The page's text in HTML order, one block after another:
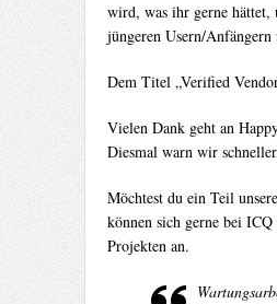
wird, was ihr gerne hättet,
jüngeren Usern/Anfängern
Dem Titel „Verified
Vielen Dank geht an
Diesmal warn wir
Möchtest du ein Teil
können sich gerne bei
Projekten an.